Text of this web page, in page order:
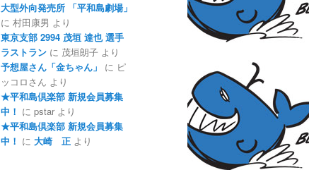
大型外向発売所 「平和島劇場」
に 村田康男 より
東京支部 2994 茂垣 達也 選手
ラストラン に 茂垣朗子 より
予想屋さん「金ちゃん」
に ピ
ッコロさん より
★平和島倶楽部 新規会員募集
中！ に pstar より
★平和島倶楽部 新規会員募集
中！ に 大崎 正 より